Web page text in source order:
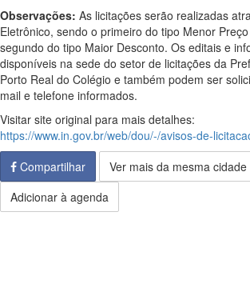
Observações: As licitações serão realizadas
Eletrônico, sendo o primeiro do tipo Menor
segundo do tipo Maior Desconto. Os editais e
disponíveis na sede do setor de licitações da
Porto Real do Colégio e também podem ser
mail e telefone informados.
Visitar site original para mais detalhes:
https://www.in.gov.br/web/dou/-/avisos-de-
Compartilhar
Ver mais da mesma cidade
Adicionar à agenda